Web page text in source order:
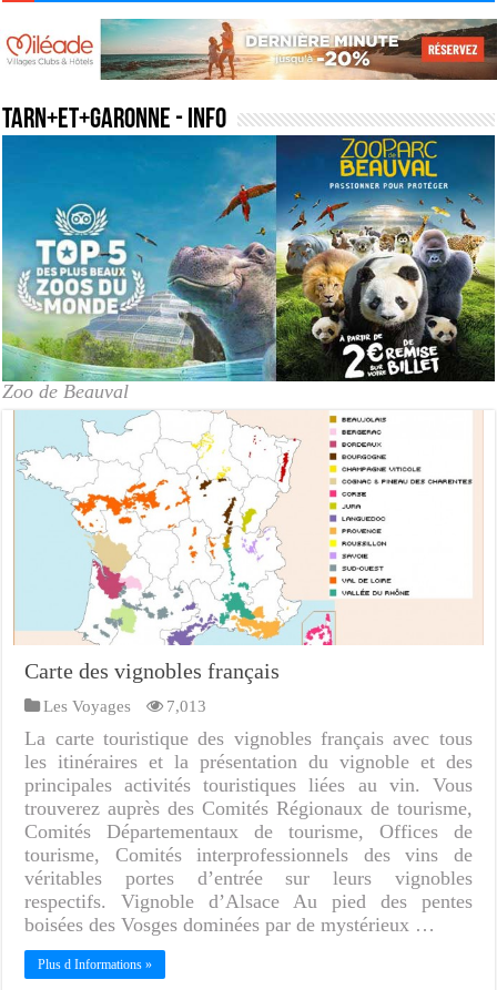
tarn+et+garonne - Info
Zoo de Beauval
Carte des vignobles français
Les Voyages 7,013
La carte touristique des vignobles français avec tous
les itinéraires et la présentation du vignoble et des
principales activités touristiques liées au vin. Vous
trouverez auprès des Comités Régionaux de tourisme,
Comités Départementaux de tourisme, Offices de
tourisme, Comités interprofessionnels des vins de
véritables portes d’entrée sur leurs vignobles
respectifs. Vignoble d’Alsace Au pied des pentes
boisées des Vosges dominées par de mystérieux …
Plus d Informations »